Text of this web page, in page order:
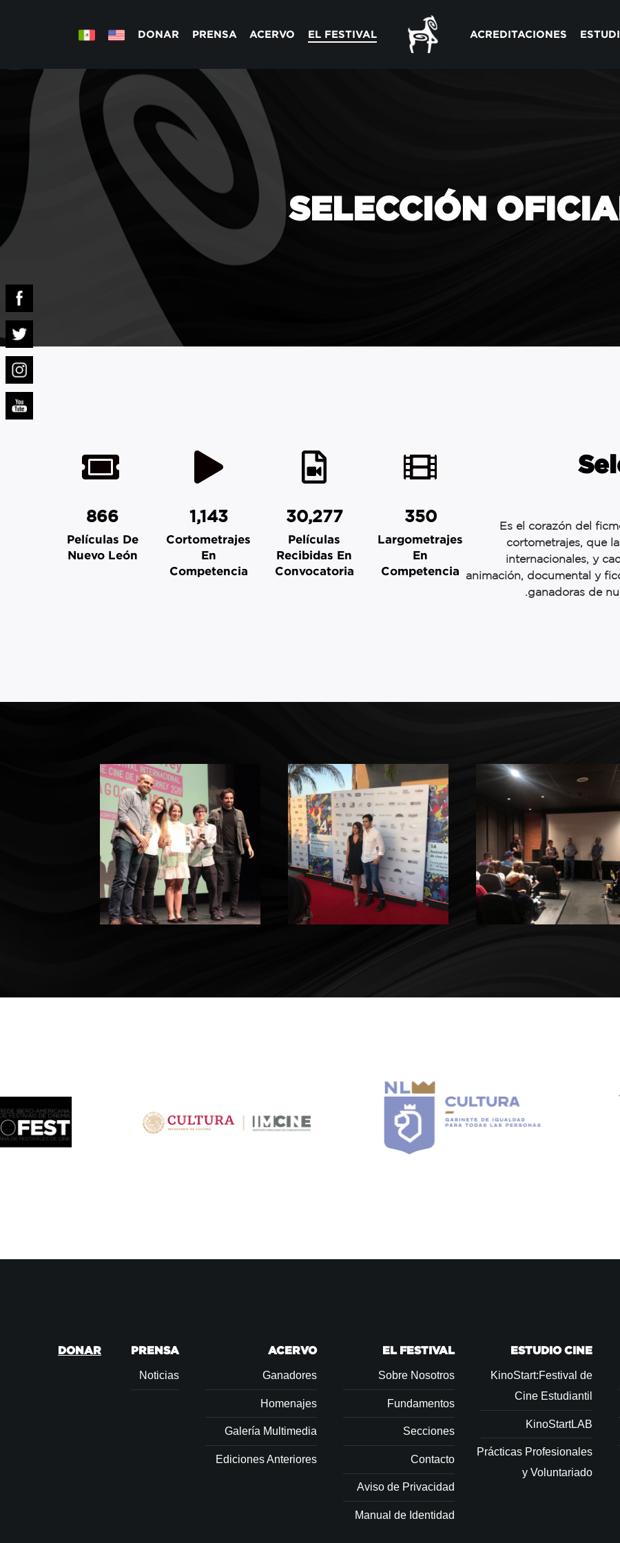
ACREDITACIONES
EL FESTIVAL
ACERVO
PRENSA
DONAR
SELECCIÓN
Es el corazón del
cortometrajes, que
internacionales, y
animación, documental y
ganadoras de
350
Largometrajes
En
Competencia
30,277
Películas
Recibidas En
Convocatoria
1,143
Cortometrajes
En
Competencia
866
Películas De
Nuevo León
ESTUDIO CINE
KinoStart:Festival de
Cine Estudiantil
KinoStartLAB
Prácticas Profesionales
y Voluntariado
EL FESTIVAL
Sobre Nosotros
Fundamentos
Secciones
Contacto
Aviso de Privacidad
Manual de Identidad
ACERVO
Ganadores
Homenajes
Galería Multimedia
Ediciones Anteriores
PRENSA
Noticias
DONAR